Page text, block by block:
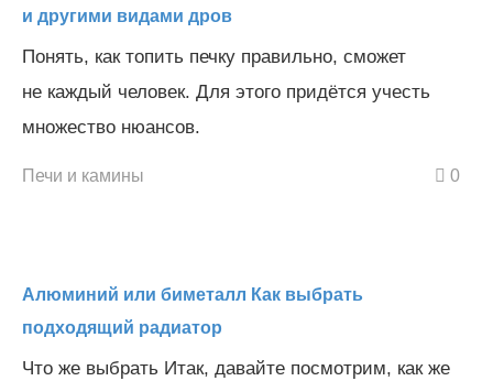
и другими видами дров
Понять, как топить печку правильно, сможет
не каждый человек. Для этого придётся учесть
множество нюансов.
Печи и камины 0
Алюминий или биметалл Как выбрать
подходящий радиатор
Что же выбрать Итак, давайте посмотрим, как же